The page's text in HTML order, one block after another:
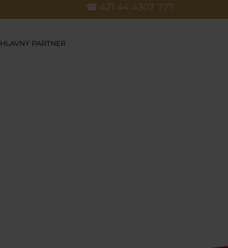
☎ 421 44 4307 777
HLAVNÝ PARTNER